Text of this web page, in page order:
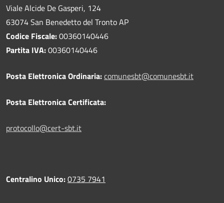
Viale Alcide De Gasperi, 124
63074 San Benedetto del Tronto AP
Codice Fiscale:00360140446
Partita IVA:00360140446
Posta Elettronica Ordinaria:comunesbt@comunesbt.it
Posta Elettronica Certificata:
protocollo@cert-sbt.it
Centralino Unico:0735 7941